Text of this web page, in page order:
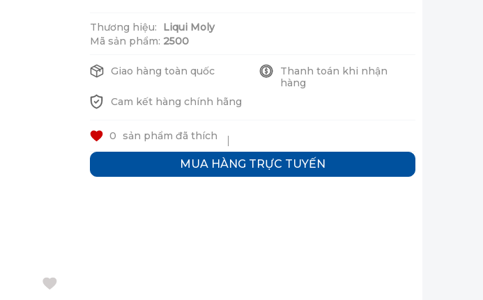
Thương hiệu:
Liqui Moly
Mã sản phẩm: 2500
Giao hàng toàn quốc
Thanh toán khi nhận
hàng
Cam kết hàng chính hãng
0 sản phẩm đã thích
MUA HÀNG TRỰC TUYẾN